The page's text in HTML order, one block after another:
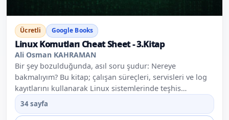
Ücretli Google Books
Linux Komutları Cheat Sheet - 3.Kitap
Ali Osman KAHRAMAN
Bir şey bozulduğunda, asıl soru şudur: Nereye
bakmalıyım? Bu kitap; çalışan süreçleri, servisleri ve log
kayıtlarını kullanarak Linux sistemlerinde teşhis
yapabilme becerisini kazandırır. Komutlardan çok, bakış
açısı ön plandadır. Amaç; sorunları sonradan fark etmek
34 sayfa